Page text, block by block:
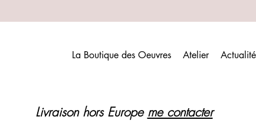
La Boutique des Oeuvres Atelier
Livraison hors Europe me contacter